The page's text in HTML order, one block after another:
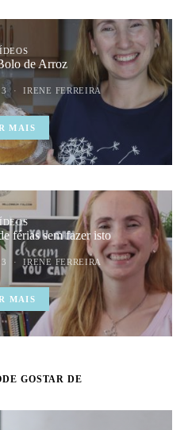
de Arroz
IRENE FERREIRA
MAIS
férias sem fazer isto
IRENE FERREIRA
MAIS
GOSTAR DE